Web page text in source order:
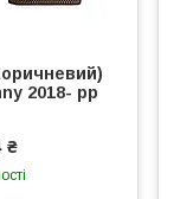
2018- рр
₴